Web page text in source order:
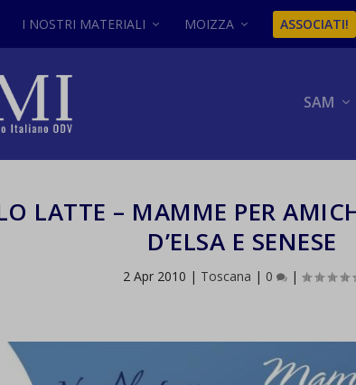
I NOSTRI MATERIALI MOIZZA ASSOCIATI!
SAM
LATTE – MAMME PER
D’ELSA E SENESE
2 Apr 2010 | Toscana | 0 |